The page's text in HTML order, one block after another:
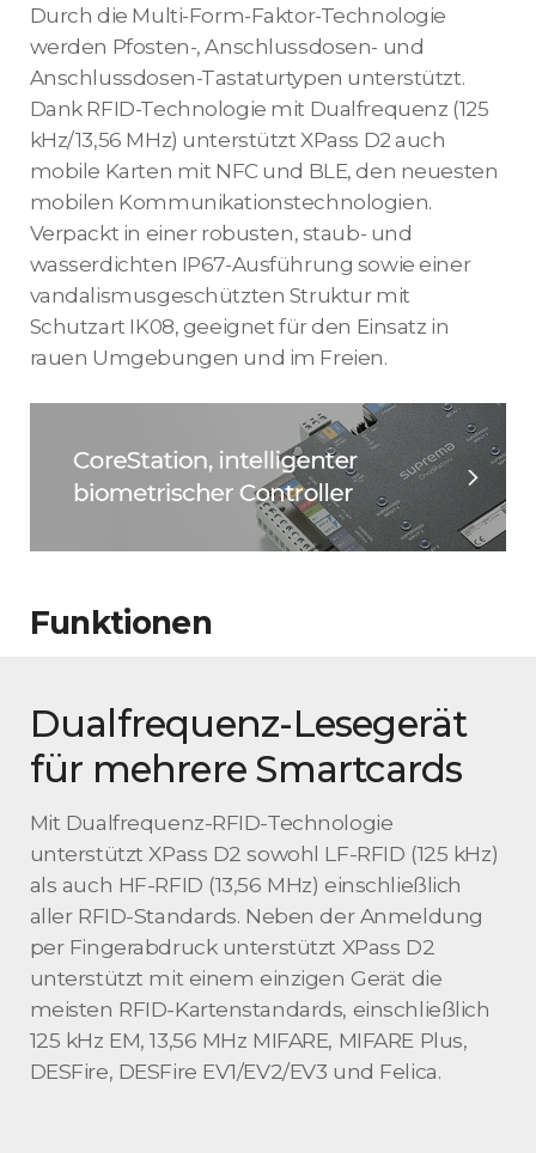
Durch die Multi-Form-Faktor-Technologie
werden Pfosten-, Anschlussdosen- und
Anschlussdosen-Tastaturtypen unterstützt.
Dank RFID-Technologie mit Dualfrequenz (125
kHz/13,56 MHz) unterstützt XPass D2 auch
mobile Karten mit NFC und BLE, den neuesten
mobilen Kommunikationstechnologien.
Verpackt in einer robusten, staub- und
wasserdichten IP67-Ausführung sowie einer
vandalismusgeschützten Struktur mit
Schutzart IK08, geeignet für den Einsatz in
rauen Umgebungen und im Freien.
Funktionen
Dualfrequenz-Lesegerät
für mehrere Smartcards
Mit Dualfrequenz-RFID-Technologie
unterstützt XPass D2 sowohl LF-RFID (125 kHz)
als auch HF-RFID (13,56 MHz) einschließlich
aller RFID-Standards. Neben der Anmeldung
per Fingerabdruck unterstützt XPass D2
unterstützt mit einem einzigen Gerät die
meisten RFID-Kartenstandards, einschließlich
125 kHz EM, 13,56 MHz MIFARE, MIFARE Plus,
DESFire, DESFire EV1/EV2/EV3 und Felica.